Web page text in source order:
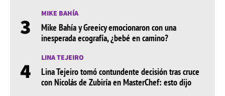
3 MIKE BAHÍA
Mike Bahía y Greeicy emocionaron con una
inesperada ecografía, ¿bebé en camino?
4 LINA TEJEIRO
Lina Tejeiro tomó contundente decisión tras cruce
con Nicolás de Zubiría en MasterChef: esto dijo